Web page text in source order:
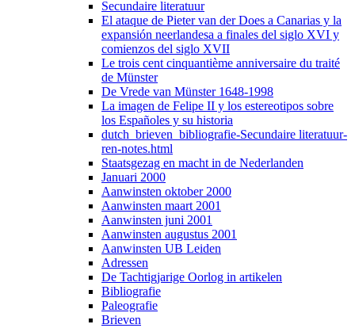
Secundaire literatuur
El ataque de Pieter van der Does a Canarias y la
expansión neerlandesa a finales del siglo XVI y
comienzos del siglo XVII
Le trois cent cinquantième anniversaire du traité
de Münster
De Vrede van Münster 1648-1998
La imagen de Felipe II y los estereotipos sobre
los Españoles y su historia
dutch_brieven_bibliografie-Secundaire literatuur-
ren-notes.html
Staatsgezag en macht in de Nederlanden
Januari 2000
Aanwinsten oktober 2000
Aanwinsten maart 2001
Aanwinsten juni 2001
Aanwinsten augustus 2001
Aanwinsten UB Leiden
Adressen
De Tachtigjarige Oorlog in artikelen
Bibliografie
Paleografie
Brieven